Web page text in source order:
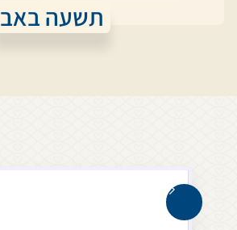
תשעה באב